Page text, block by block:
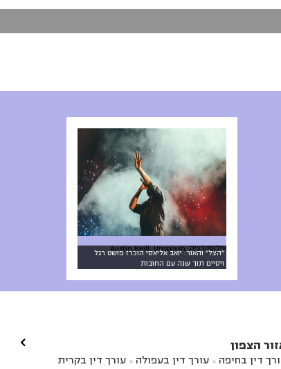
״הצל״ והאור: יואב אליאסי הוכרז פושט רגל
ויסיים תוך שנה עם החובות
אילוסטרציה: Austin Neill, Unsplash
הצפון
דין בחיפה  עורך דין בעפולה 
עורך דין בקרית
